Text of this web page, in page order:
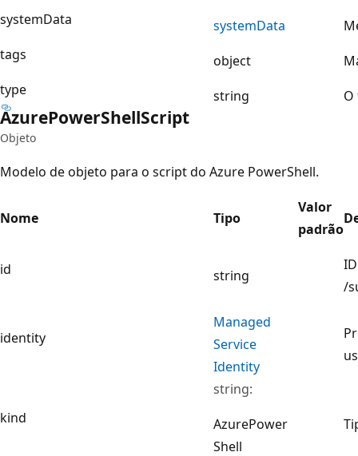
systemData systemData
tags
object
type
string
AzurePowerShellScript
Objeto
Modelo de objeto para o script do Azure PowerShell.
Nome Tipo
Valor
padrão
id string
/
identity
Managed
Service
Identity
kind
string:
AzurePower
Shell